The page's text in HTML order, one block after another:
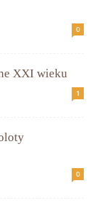
0
XXI wieku
1
0